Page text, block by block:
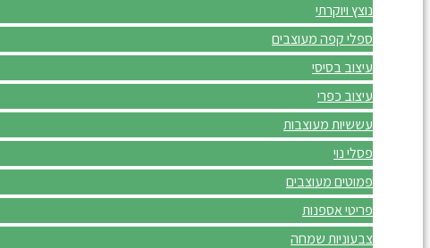
נוצץ ויוקרתי
ספלי קפה מעוצבים
עיצוב בסיסי
עיצוב כפרי
עששיות מעוצבות
פסלי נוי
פמוטים מעוצבים
פריטי אספנות
צבעוניות שמחה